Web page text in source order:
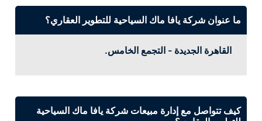
ما عنوان شركة يافا ماك السياحية للتطوير العقاري؟
القاهرة الجديدة - التجمع الخامس.
كيف تتواصل مع إدارة مبيعات شركة يافا ماك السياحية